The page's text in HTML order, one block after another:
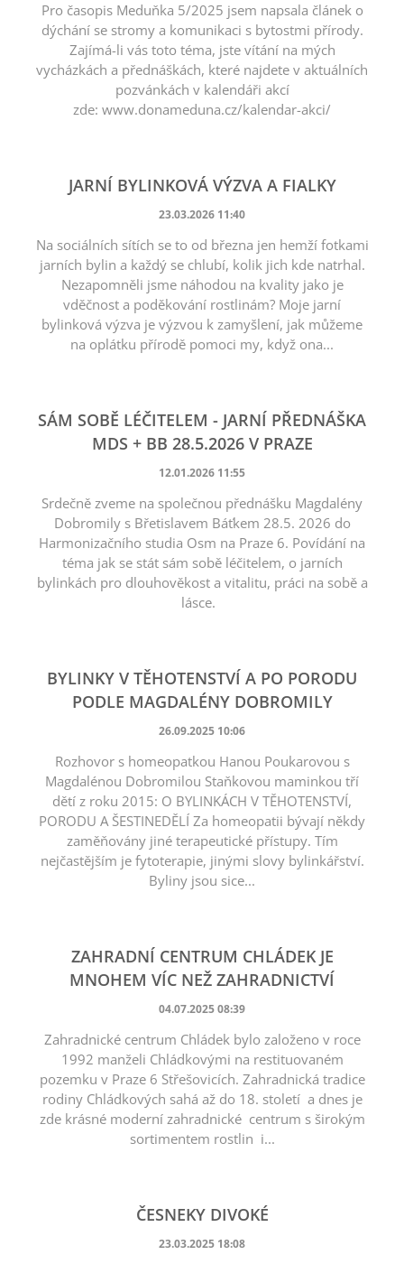
Pro časopis Meduňka 5/2025 jsem napsala článek o
dýchání se stromy a komunikaci s bytostmi přírody.
Zajímá-li vás toto téma, jste vítání na mých
vycházkách a přednáškách, které najdete v aktuálních
pozvánkách v kalendáři akcí
zde: www.donameduna.cz/kalendar-akci/
JARNÍ BYLINKOVÁ VÝZVA A FIALKY
23.03.2026 11:40
Na sociálních sítích se to od března jen hemží fotkami
jarních bylin a každý se chlubí, kolik jich kde natrhal.
Nezapomněli jsme náhodou na kvality jako je
vděčnost a poděkování rostlinám? Moje jarní
bylinková výzva je výzvou k zamyšlení, jak můžeme
na oplátku přírodě pomoci my, když ona...
SÁM SOBĚ LÉČITELEM - JARNÍ PŘEDNÁŠKA
MDS + BB 28.5.2026 V PRAZE
12.01.2026 11:55
Srdečně zveme na společnou přednášku Magdalény
Dobromily s Břetislavem Báťkem 28.5. 2026 do
Harmonizačního studia Osm na Praze 6. Povídání na
téma jak se stát sám sobě léčitelem, o jarních
bylinkách pro dlouhověkost a vitalitu, práci na sobě a
lásce.
BYLINKY V TĚHOTENSTVÍ A PO PORODU
PODLE MAGDALÉNY DOBROMILY
26.09.2025 10:06
Rozhovor s homeopatkou Hanou Poukarovou s
Magdalénou Dobromilou Staňkovou maminkou tří
dětí z roku 2015: O BYLINKÁCH V TĚHOTENSTVÍ,
PORODU A ŠESTINEDĚLÍ Za homeopatii bývají někdy
zaměňovány jiné terapeutické přístupy. Tím
nejčastějším je fytoterapie, jinými slovy bylinkářství.
Byliny jsou sice...
ZAHRADNÍ CENTRUM CHLÁDEK JE
MNOHEM VÍC NEŽ ZAHRADNICTVÍ
04.07.2025 08:39
Zahradnické centrum Chládek bylo založeno v roce
1992 manželi Chládkovými na restituovaném
pozemku v Praze 6 Střešovicích. Zahradnická tradice
rodiny Chládkových sahá až do 18. století a dnes je
zde krásné moderní zahradnické centrum s širokým
sortimentem rostlin i...
ČESNEKY DIVOKÉ
23.03.2025 18:08